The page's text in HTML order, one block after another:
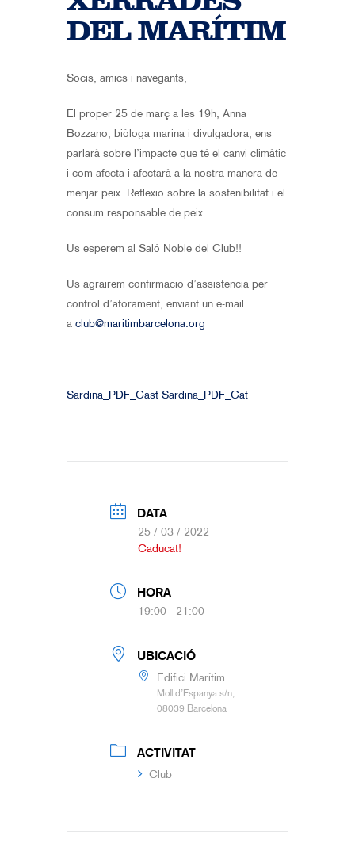
DEL MARÍTIM
Socis, amics i navegants,
El proper 25 de març a les 19h, Anna
Bozzano, biòloga marina i divulgadora, ens
parlarà sobre l’impacte que té el canvi climàtic
i com afecta i afectarà a la nostra manera de
menjar peix. Reflexió sobre la sostenibilitat i el
consum responsable de peix.
Us esperem al Saló Noble del Club!!
Us agrairem confirmació d’assistència per
control d’aforament, enviant un e-mail
a club@maritimbarcelona.org
Sardina_PDF_Cast Sardina_PDF_Cat
DATA
25 / 03 / 2022
Caducat!
HORA
19:00 - 21:00
UBICACIÓ
Edifici Marítim
Moll d’Espanya s/n,
08039 Barcelona
ACTIVITAT
Club